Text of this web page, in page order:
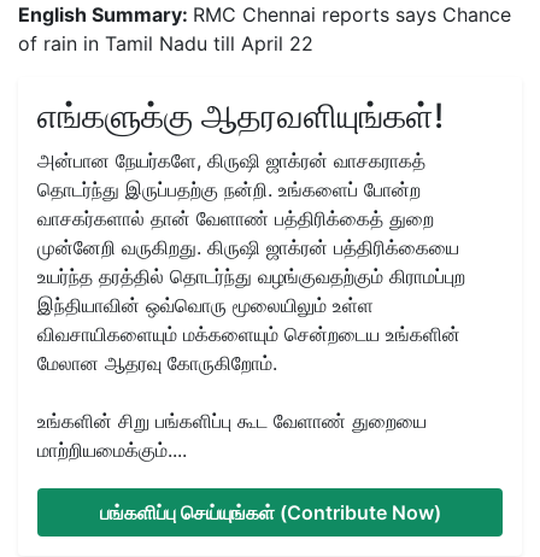
English Summary: RMC Chennai reports says Chance
of rain in Tamil Nadu till April 22
எங்களுக்கு ஆதரவளியுங்கள்!
அன்பான நேயர்களே, கிருஷி ஜாக்ரன் வாசகராகத்
தொடர்ந்து இருப்பதற்கு நன்றி. உங்களைப் போன்ற
வாசகர்களால் தான் வேளாண் பத்திரிக்கைத் துறை
முன்னேறி வருகிறது. கிருஷி ஜாக்ரன் பத்திரிக்கையை
உயர்ந்த தரத்தில் தொடர்ந்து வழங்குவதற்கும் கிராமப்புற
இந்தியாவின் ஒவ்வொரு மூலையிலும் உள்ள
விவசாயிகளையும் மக்களையும் சென்றடைய உங்களின்
மேலான ஆதரவு கோருகிறோம்.
உங்களின் சிறு பங்களிப்பு கூட வேளாண் துறையை
மாற்றியமைக்கும்....
பங்களிப்பு செய்யுங்கள் (Contribute Now)